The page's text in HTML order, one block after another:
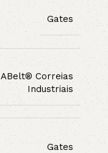
Gates
ABelt® Correias
Industriais
Gates